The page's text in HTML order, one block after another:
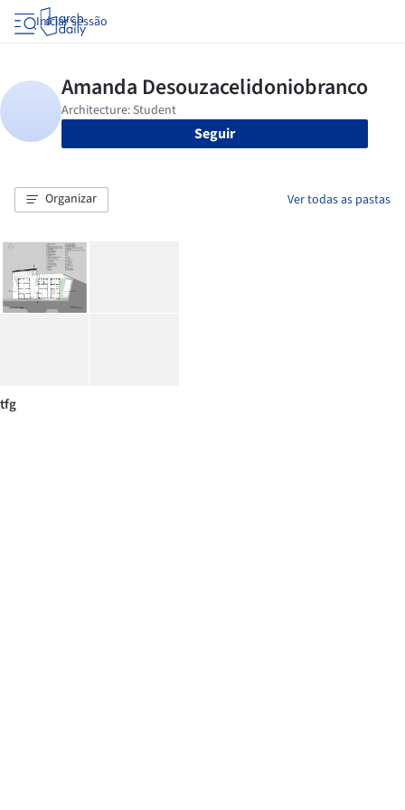
Iniciar sessão
Seguir
Organizar Ver todas as pastas
tfg